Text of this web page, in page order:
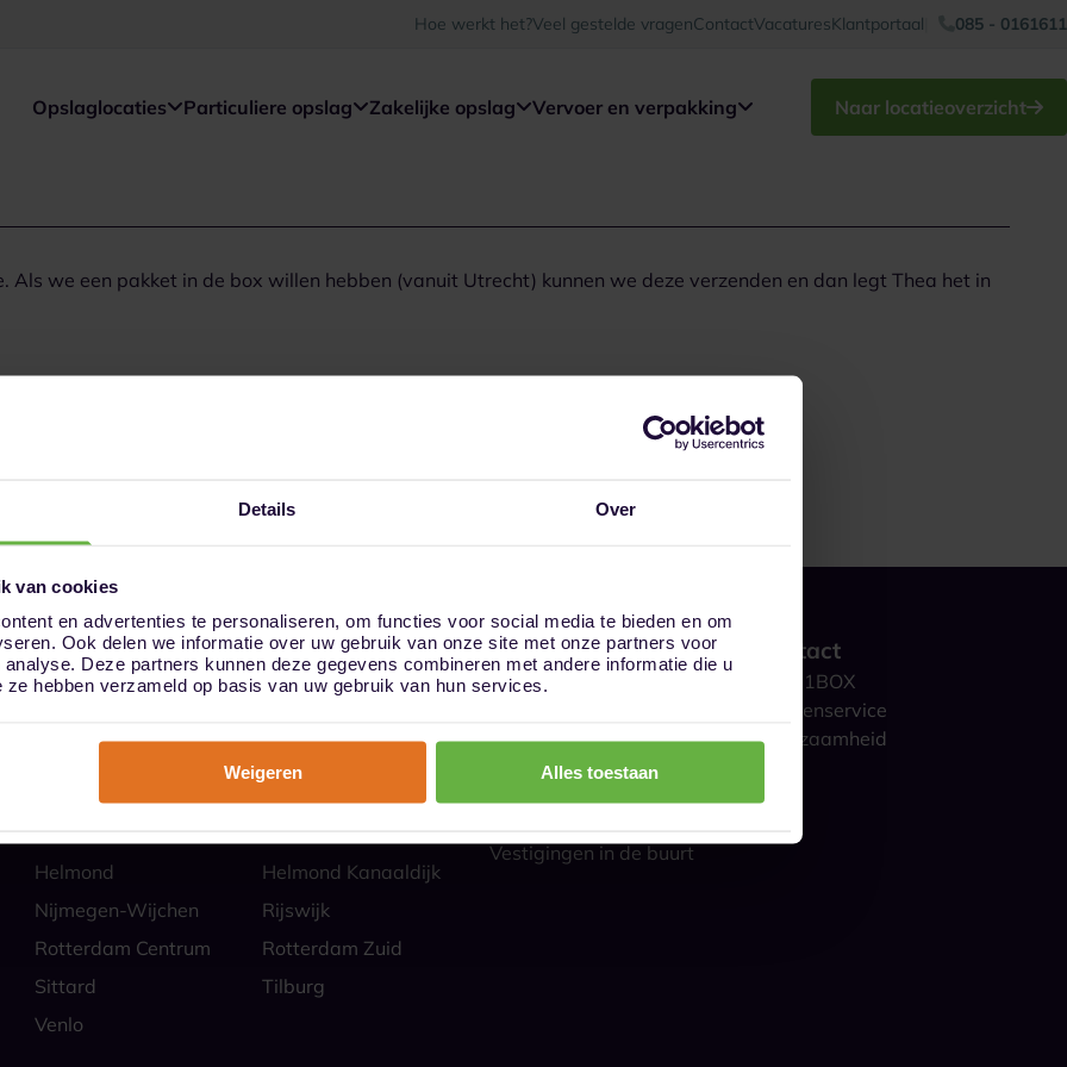
Details Over
van cookies
en advertenties te personaliseren, om functies voor social media te bieden en om
Ook delen we informatie over uw gebruik van onze site met onze partners voor
Deze partners kunnen deze gegevens combineren met andere informatie die u
hebben verzameld op basis van uw gebruik van hun services.
Weigeren Alles toestaan
Hoe werkt het?Veel gestelde vragenContactVacaturesKlantportaal 085 - 0161611
Opslaglocaties Particuliere opslag Zakelijke opslag Vervoer en verpakking Naar locatieoverzicht
we een pakket in de box willen hebben (vanuit Utrecht) kunnen we deze verzenden en dan legt Thea het in
Almere
Alphen aan den Rijn
Eindhoven Best
Helmond
Helmond Kanaaldijk
Nijmegen-Wijchen
Rijswijk
Rotterdam Centrum
Rotterdam Zuid
Sittard
Tilburg
Venlo
Hoe werkt het?
Veilige opslag
Particulieren
Zakelijk
Vestigingen in de buurt
Contact
Over 1BOX
Klantenservice
Duurzaamheid